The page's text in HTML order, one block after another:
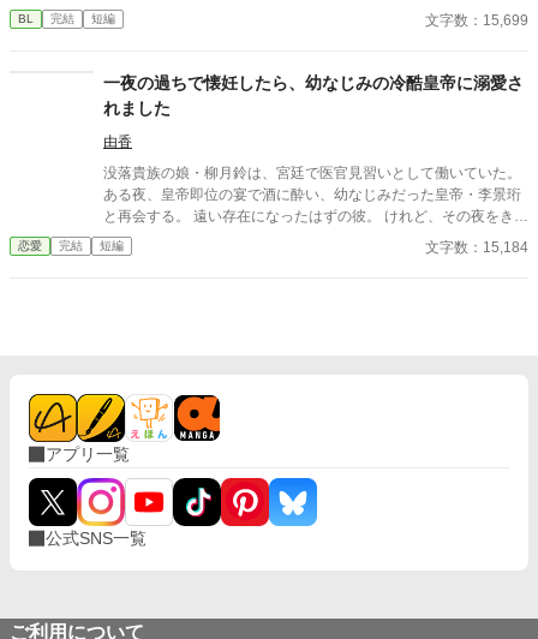
子のことは兄のように慕っており、初恋の人ではあるけれど、契
約終了時期か王子に想い人が現れた時には解消されるものと考え
婚を承諾するまでここから出さないと王子から溢れるほどの愛を
与えられる。ハッピーエンドオメガバースBLです。
BL 完結 短編 文字数：15,699
一夜の過ちで懐妊したら、幼なじみの冷酷皇帝に溺愛さ
れました
由香
没落貴族の娘・柳月鈴は、宮廷で医官見習いとして働いていた。
ある夜、皇帝即位の宴で酒に酔い、幼なじみだった皇帝・李景珩
と再会する。 遠い存在になったはずの彼。 けれど、その夜をきっ
かけに月鈴の運命は大きく動き出す。 冷酷と恐れられる皇帝が、
なぜか彼女だけには甘すぎて――。
恋愛 完結 短編 文字数：15,184
アプリ一覧
公式SNS一覧
ご利用について